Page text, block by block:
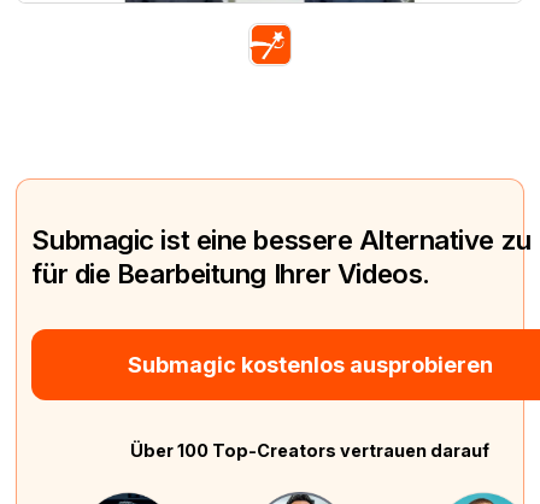
Submagic ist eine bessere Alternative zu
für die Bearbeitung Ihrer Videos.
Submagic kostenlos ausprobieren
Über 100 Top-Creators vertrauen darauf